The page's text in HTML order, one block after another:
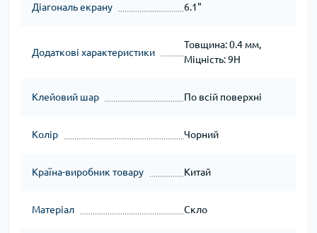
Діагональ екрану 6.1"
Додаткові характеристики
Товщина: 0.4 мм,
Міцність: 9H
Клейовий шар По всій поверхні
Колір Чорний
Країна-виробник товару Китай
Матеріал Скло